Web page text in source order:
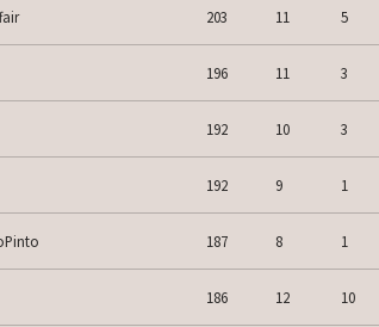
203 11 5
196 11 3
192 10 3
192 9 1
187 8 1
186 12 10